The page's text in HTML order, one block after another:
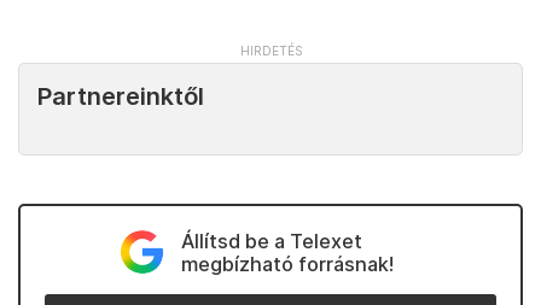
Partnereinktől
Állítsd be a Telexet
megbízható forrásnak!